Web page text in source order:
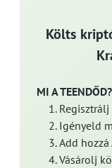
Költs
MI A TEENDŐD?
Igényeld
Add hozzá
Vásárolj